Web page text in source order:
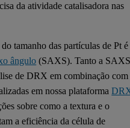
da atividade catalisadora nas
tamanho das partículas de Pt é
ângulo (SAXS). Tanto a
de DRX em combinação com
em nossa plataforma
sobre como a textura e o
a eficiência da célula de